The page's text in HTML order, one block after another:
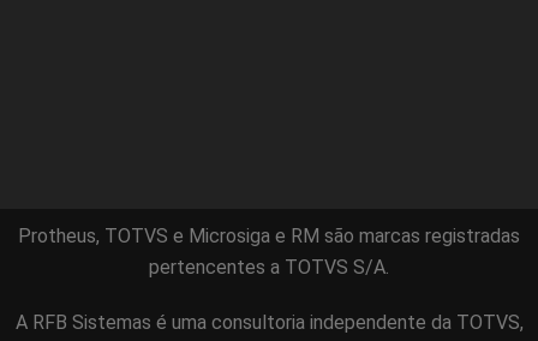
Protheus, TOTVS e Microsiga e RM são marcas registradas
pertencentes a TOTVS S/A.
A RFB Sistemas é uma consultoria independente da TOTVS,